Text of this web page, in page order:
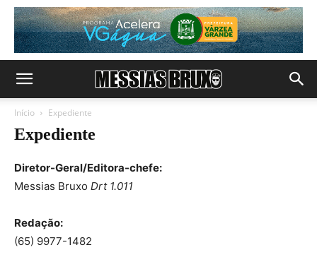
Início Expediente
Expediente
Diretor-Geral/Editora-chefe:
Messias Bruxo Drt 1.011
Redação:
(65) 9977-1482